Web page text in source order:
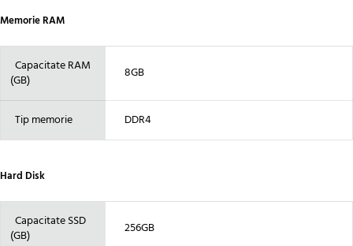
Memorie RAM
Capacitate RAM
(GB)
8GB
Tip memorie DDR4
Hard Disk
Capacitate SSD
(GB)
256GB